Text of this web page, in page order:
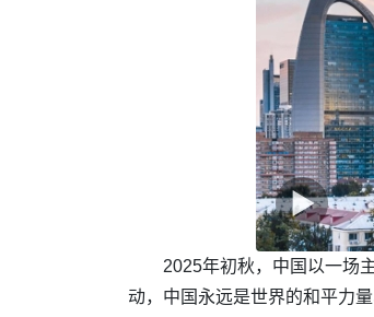
2025年初秋，中国以一场
动，中国永远是世界的和平力